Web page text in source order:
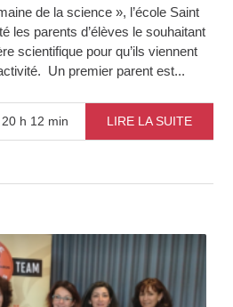
de la science », l’école Saint
les parents d’élèves le souhaitant
scientifique pour qu’ils viennent
Un premier parent est...
h 12 min LIRE LA SUITE